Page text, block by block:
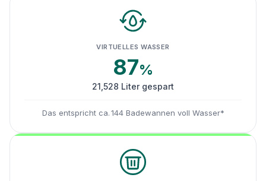
VIRTUELLES WASSER
87%
21,528 Liter gespart
Das entspricht ca. 144 Badewannen voll Wasser*